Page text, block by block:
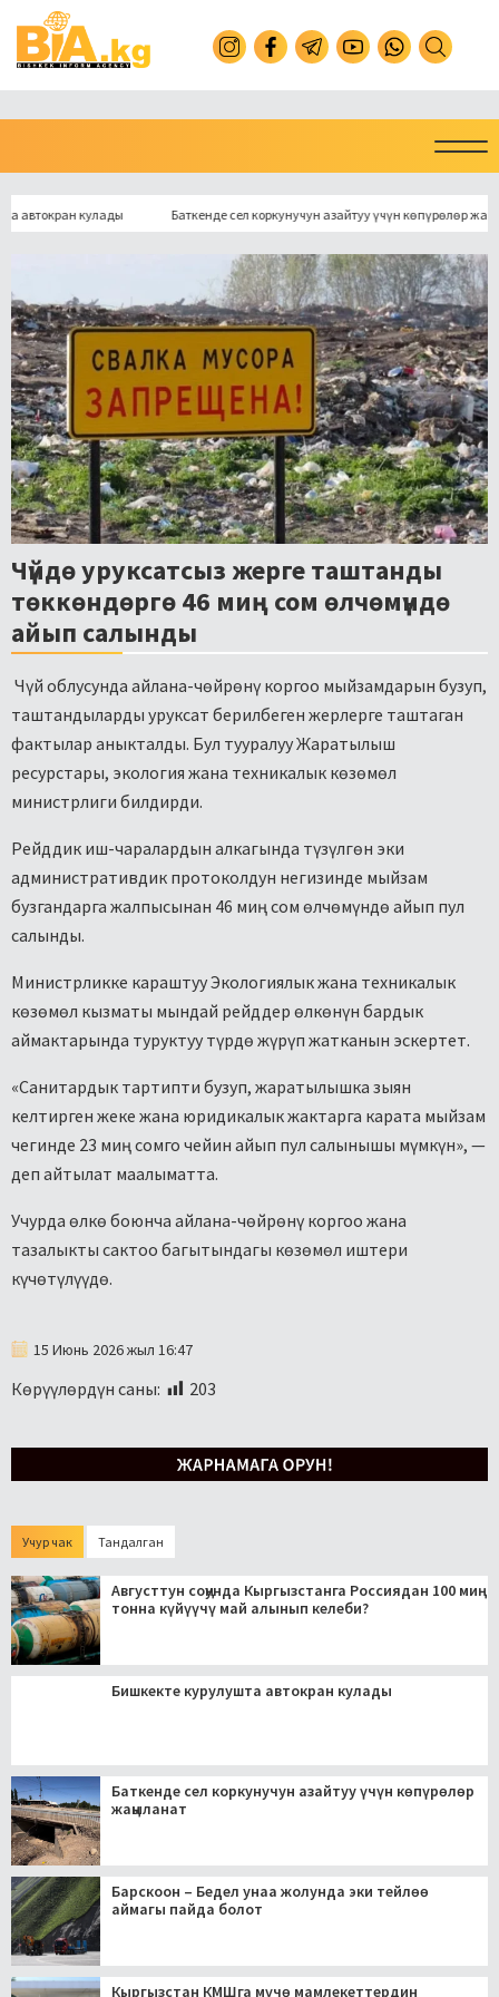
кулады Баткенде сел коркунучун азайтуу үчүн көпүрөлөр жаңыланат
Чүйдө уруксатсыз жерге таштанды
төккөндөргө 46 миң сом өлчөмүндө
айып салынды
Чүй облусунда айлана-чөйрөнү коргоо мыйзамдарын бузуп,
таштандыларды уруксат берилбеген жерлерге таштаган
фактылар аныкталды. Бул тууралуу Жаратылыш
ресурстары, экология жана техникалык көзөмөл
министрлиги билдирди.
Рейддик иш-чаралардын алкагында түзүлгөн эки
административдик протоколдун негизинде мыйзам
бузгандарга жалпысынан 46 миң сом өлчөмүндө айып пул
салынды.
Министрликке караштуу Экологиялык жана техникалык
көзөмөл кызматы мындай рейддер өлкөнүн бардык
аймактарында туруктуу түрдө жүрүп жатканын эскертет.
«Санитардык тартипти бузуп, жаратылышка зыян
келтирген жеке жана юридикалык жактарга карата мыйзам
чегинде 23 миң сомго чейин айып пул салынышы мүмкүн», —
деп айтылат маалыматта.
Учурда өлкө боюнча айлана-чөйрөнү коргоо жана
тазалыкты сактоо багытындагы көзөмөл иштери
күчөтүлүүдө.
15 Июнь 2026 жыл 16:47
Көрүүлөрдүн саны: 203
Учур чак Тандалган
Августтун соңунда Кыргызстанга Россиядан 100 миң
тонна күйүүчү май алынып келеби?
Бишкекте курулушта автокран кулады
Баткенде сел коркунучун азайтуу үчүн көпүрөлөр
жаңыланат
Барскоон – Бедел унаа жолунда эки тейлөө
аймагы пайда болот
Кыргызстан КМШга мүчө мамлекеттердин